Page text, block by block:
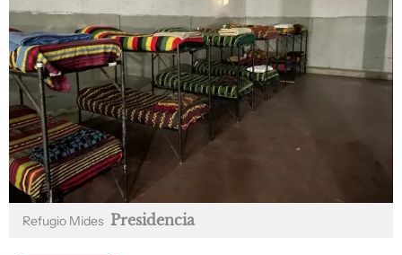
Refugio Mides Presidencia